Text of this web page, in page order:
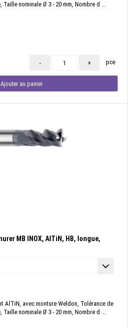
Taille nominale Ø 3 - 20 mm, Nombre d ...
- + pce
Ajouter au panier
MB INOX, AlTiN, HB, longue,
AlTiN, avec monture Weldon, Tolérance de
Taille nominale Ø 3 - 20 mm, Nombre d ...